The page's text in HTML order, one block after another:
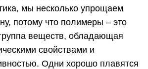
мы несколько упрощаем
потому что полимеры – это
веществ, обладающая
свойствами и
Одни хорошо плавятся